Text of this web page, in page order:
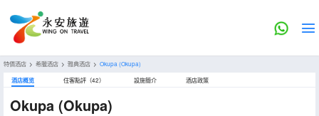
特價酒店 > 希臘酒店 > 雅典酒店 > Okupa (Okupa)
酒店概览 住客點評（42） 設施簡介 酒店政策
Okupa (Okupa)